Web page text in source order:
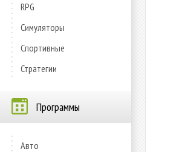
RPG
Симуляторы
Спортивные
Стратегии
Программы
Авто